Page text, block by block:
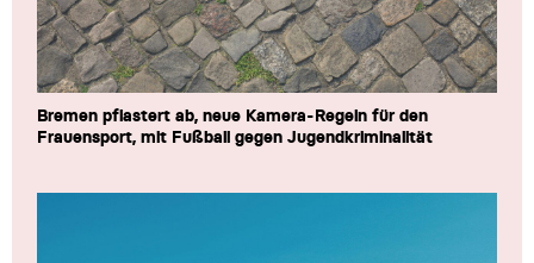
Bremen pflastert ab, neue Kamera-Regeln für den
Frauensport, mit Fußball gegen Jugendkriminalität